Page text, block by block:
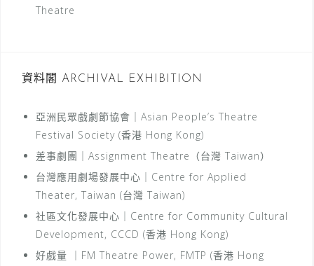
Theatre
資料閣 ARCHIVAL EXHIBITION
亞洲民眾戲劇節協會｜Asian People’s Theatre
Festival Society (香港 Hong Kong)
差事劇團｜Assignment Theatre（台灣 Taiwan）
台灣應用劇場發展中心｜Centre for Applied
Theater, Taiwan (台灣 Taiwan)
社區文化發展中心｜Centre for Community Cultural
Development, CCCD (香港 Hong Kong)
好戲量 ｜FM Theatre Power, FMTP (香港 Hong